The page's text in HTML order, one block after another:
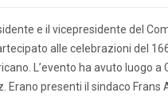
e il vicepresidente del
alle celebrazioni del
L’evento ha avuto luogo
presenti il sindaco Frans